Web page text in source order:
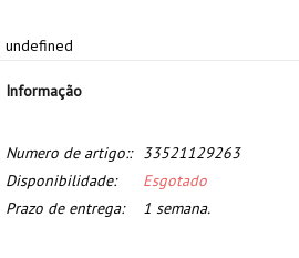
undefined
Informação
Numero de artigo::
33521129263
Disponibilidade:
Esgotado
Prazo de entrega:
1 semana.